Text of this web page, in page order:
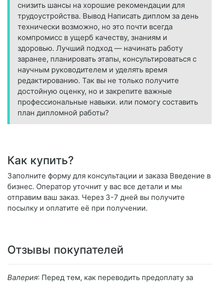
снизить шансы на хорошие рекомендации для
трудоустройства. Вывод Написать диплом за день
технически возможно, но это почти всегда
компромисс в ущерб качеству, знаниям и
здоровью. Лучший подход — начинать работу
заранее, планировать этапы, консультироваться с
научным руководителем и уделять время
редактированию. Так вы не только получите
достойную оценку, но и закрепите важные
профессиональные навыки. или помогу составить
план дипломной работы?
Как купить?
Заполните форму для консультации и заказа Введение в
бизнес. Оператор уточнит у вас все детали и мы
отправим ваш заказ. Через 3-7 дней вы получите
посылку и оплатите её при получении.
Отзывы покупателей
Валерия: Перед тем, как переводить предоплату за